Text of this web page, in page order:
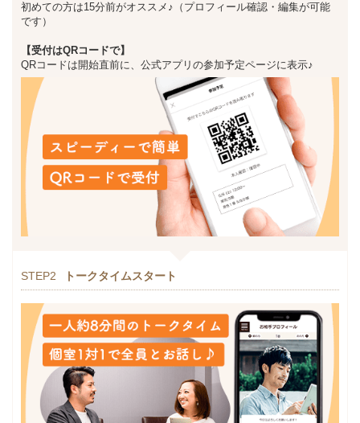
初めての方は15分前がオススメ♪（プロフィール確認・編集が可能
です）
【受付はQRコードで】
QRコードは開始直前に、公式アプリの参加予定ページに表示♪
STEP2 トークタイムスタート